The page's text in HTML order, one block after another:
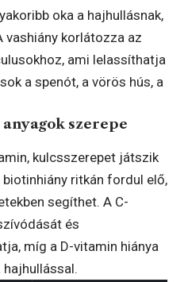
oka a hajhullásnak,
vashiány korlátozza az
ami lelassíthatja
a spenót, a vörös hús, a
szerepe
kulcsszerepet játszik
ritkán fordul elő,
segíthet. A C-
és
míg a D-vitamin hiánya